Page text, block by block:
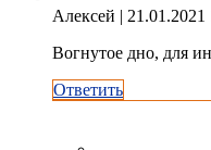
Алексей | 21.01.2021
Вогнутое дно, для
Ответить